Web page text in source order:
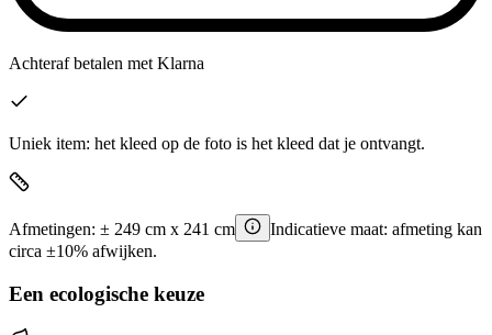
Achteraf betalen met Klarna
Uniek item: het kleed op de foto is het kleed dat je ontvangt.
Afmetingen: ± 249 cm x 241 cm
Indicatieve maat: afmeting kan
circa ±10% afwijken.
Een ecologische keuze